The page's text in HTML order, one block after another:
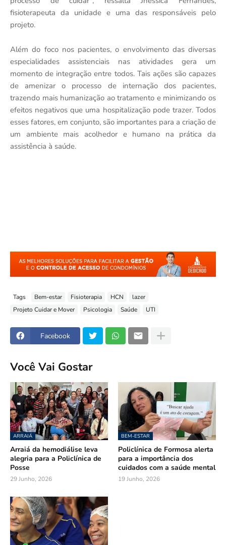
fisioterapeuta da unidade e uma das responsáveis pelo
projeto.
Além do foco nos pacientes, o envolvimento das diversas
especialidades assistenciais nas atividades gera um
momento de integração entre todos. Tais ações são capazes
de amenizar o processo de internação dos pacientes,
trazendo mais humanização ao tratamento e minimizando os
efeitos negativos que uma hospitalização pode trazer. Todos
esses fatores, em conjunto, são importantes para a criação de
um ambiente mais acolhedor e humano na prática da
assistência à saúde.
Tags Bem-estar Fisioterapia HCN
lazer
Projeto Cuidar e Mover
Psicologia Saúde UTI
Facebook
Você Vai Gostar
ARRAIÁ
Arraiá da hemodiálise leva
alegria para a Policlínica de
Posse
29 Junho, 2026
BEM-ESTAR
Policlínica de Formosa alerta
para a importância dos
cuidados com a saúde mental
19 Junho, 2026